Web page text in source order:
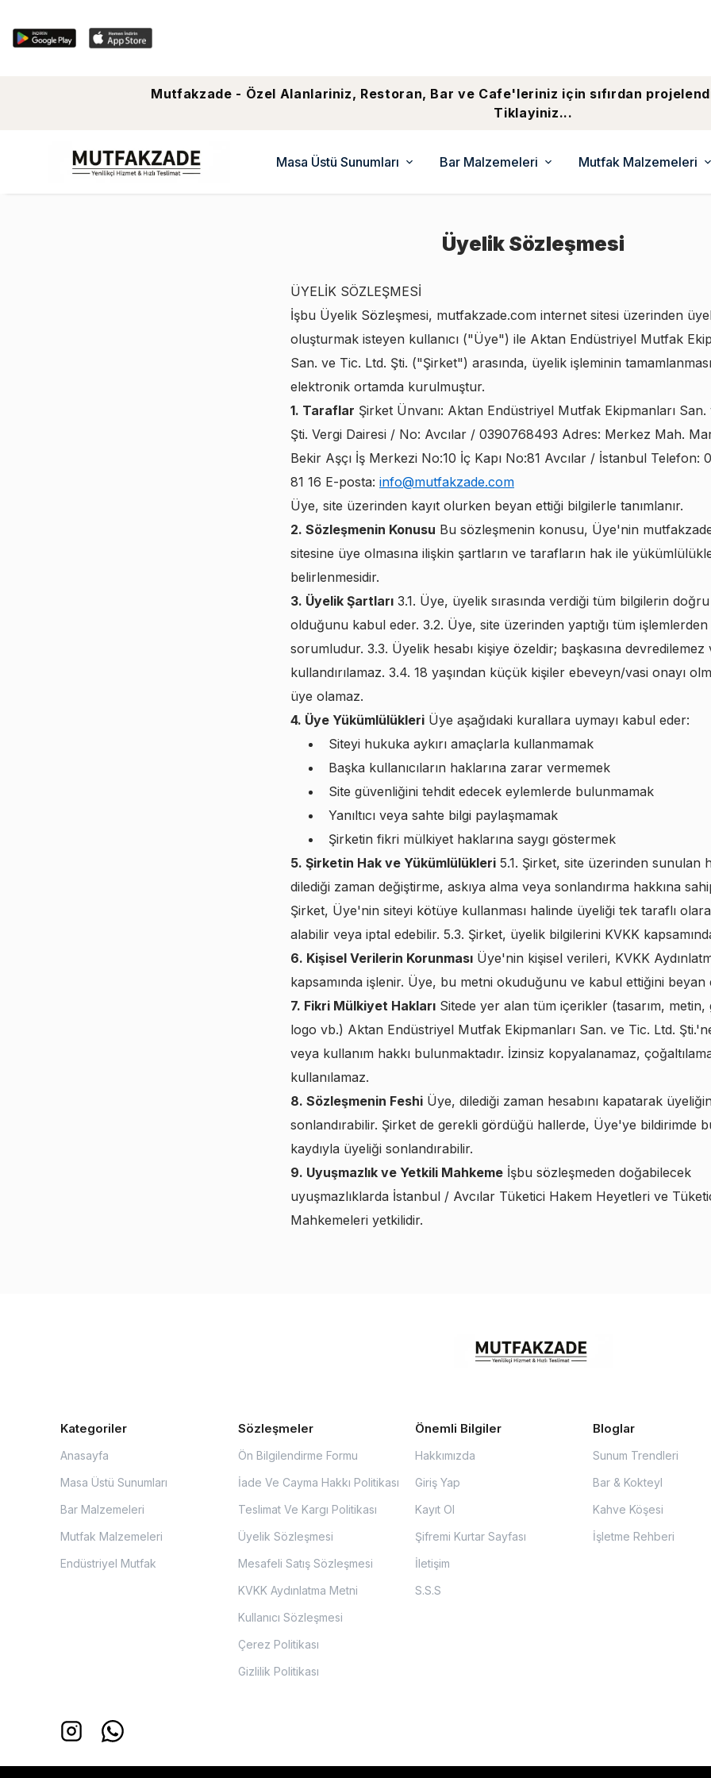
Mutfakzade - Özel Alanlariniz, Restoran, Bar ve Cafe'leriniz için sıfırdan
Tiklayiniz...
Masa Üstü Sunumları Bar Malzemeleri Mutfak Malzemeleri
Üyelik Sözleşmesi
ÜYELİK SÖZLEŞMESİ
İşbu Üyelik Sözleşmesi, mutfakzade.com internet sitesi üzerinden
oluşturmak isteyen kullanıcı ("Üye") ile Aktan Endüstriyel Mutfak
San. ve Tic. Ltd. Şti. ("Şirket") arasında, üyelik işleminin
elektronik ortamda kurulmuştur.
1. Taraflar Şirket Ünvanı: Aktan Endüstriyel Mutfak Ekipmanları San.
Şti. Vergi Dairesi / No: Avcılar / 0390768493 Adres: Merkez Mah.
Bekir Aşçı İş Merkezi No:10 İç Kapı No:81 Avcılar / İstanbul Telefon:
81 16 E-posta: info@mutfakzade.com
Üye, site üzerinden kayıt olurken beyan ettiği bilgilerle tanımlanır.
2. Sözleşmenin Konusu Bu sözleşmenin konusu, Üye'nin
sitesine üye olmasına ilişkin şartların ve tarafların hak ile
belirlenmesidir.
3. Üyelik Şartları 3.1. Üye, üyelik sırasında verdiği tüm bilgilerin
olduğunu kabul eder. 3.2. Üye, site üzerinden yaptığı tüm işlemlerden
sorumludur. 3.3. Üyelik hesabı kişiye özeldir; başkasına devredilemez
kullandırılamaz. 3.4. 18 yaşından küçük kişiler ebeveyn/vasi onayı
üye olamaz.
4. Üye Yükümlülükleri Üye aşağıdaki kurallara uymayı kabul eder:
Siteyi hukuka aykırı amaçlarla kullanmamak
Başka kullanıcıların haklarına zarar vermemek
Site güvenliğini tehdit edecek eylemlerde bulunmamak
Yanıltıcı veya sahte bilgi paylaşmamak
Şirketin fikri mülkiyet haklarına saygı göstermek
5. Şirketin Hak ve Yükümlülükleri 5.1. Şirket, site üzerinden sunulan
dilediği zaman değiştirme, askıya alma veya sonlandırma hakkına
Şirket, Üye'nin siteyi kötüye kullanması halinde üyeliği tek taraflı
alabilir veya iptal edebilir. 5.3. Şirket, üyelik bilgilerini KVKK
6. Kişisel Verilerin Korunması Üye'nin kişisel verileri, KVKK
kapsamında işlenir. Üye, bu metni okuduğunu ve kabul ettiğini beyan
7. Fikri Mülkiyet Hakları Sitede yer alan tüm içerikler (tasarım, metin,
logo vb.) Aktan Endüstriyel Mutfak Ekipmanları San. ve Tic. Ltd.
veya kullanım hakkı bulunmaktadır. İzinsiz kopyalanamaz,
kullanılamaz.
8. Sözleşmenin Feshi Üye, dilediği zaman hesabını kapatarak
sonlandırabilir. Şirket de gerekli gördüğü hallerde, Üye'ye bildirimde
kaydıyla üyeliği sonlandırabilir.
9. Uyuşmazlık ve Yetkili Mahkeme İşbu sözleşmeden doğabilecek
uyuşmazlıklarda İstanbul / Avcılar Tüketici Hakem Heyetleri ve
Mahkemeleri yetkilidir.
Kategoriler
Anasayfa
Masa Üstü Sunumları
Bar Malzemeleri
Mutfak Malzemeleri
Endüstriyel Mutfak
Sözleşmeler
Ön Bilgilendirme Formu
İade Ve Cayma Hakkı Politikası
Teslimat Ve Kargı Politikası
Üyelik Sözleşmesi
Mesafeli Satış Sözleşmesi
KVKK Aydınlatma Metni
Kullanıcı Sözleşmesi
Çerez Politikası
Gizlilik Politikası
Önemli Bilgiler
Hakkımızda
Giriş Yap
Kayıt Ol
Şifremi Kurtar Sayfası
İletişim
S.S.S
Bloglar
Sunum Trendleri
Bar & Kokteyl
Kahve Köşesi
İşletme Rehberi